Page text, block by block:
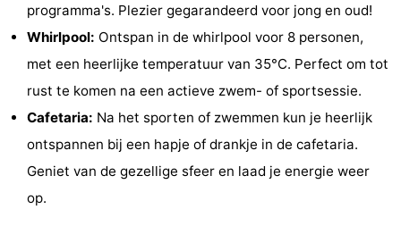
Rondvaarten
Boerderijen
Speeltuinen
Binnenspeeltuinen
programma's. Plezier gegarandeerd voor jong en oud!
Whirlpool: Ontspan in de whirlpool voor 8 personen,
met een heerlijke temperatuur van 35°C. Perfect om tot
rust te komen na een actieve zwem- of sportsessie.
Cafetaria: Na het sporten of zwemmen kun je heerlijk
ontspannen bij een hapje of drankje in de cafetaria.
Geniet van de gezellige sfeer en laad je energie weer
op.